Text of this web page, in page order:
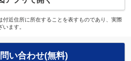
近住所に所在することを表すものであり、実際
ます。
い合わせ(無料)